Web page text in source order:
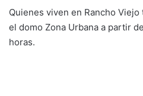
Quienes viven en Rancho
el domo Zona Urbana a partir
horas.